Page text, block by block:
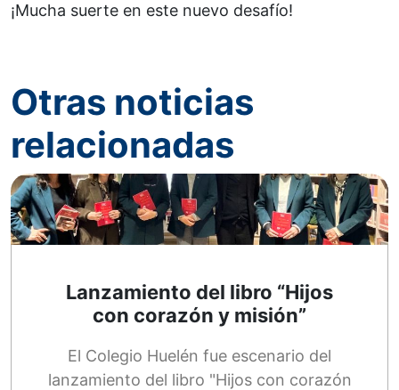
¡Mucha suerte en este nuevo desafío!
Otras noticias
relacionadas
Lanzamiento del libro “Hijos
con corazón y misión”
El Colegio Huelén fue escenario del
lanzamiento del libro "Hijos con corazón